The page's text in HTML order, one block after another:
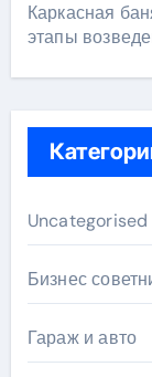
Каркасная
этапы
Uncategorised
Бизнес
Гараж и авто